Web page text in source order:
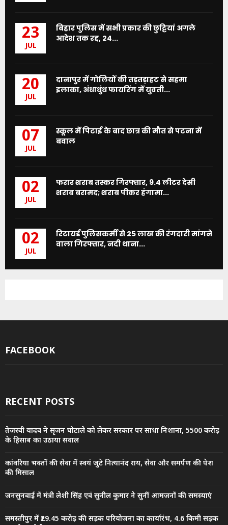
23
JUL
बिहार पुलिस में सभी प्रकार की छुट्टियां अगले
आदेश तक रद्द, 24...
20
JUL
दानापुर में गोलियों की तड़तड़ाहट से सहमा
इलाका, अंधाधुंध फायरिंग में युवती...
07
JUL
स्कूल में पिटाई के बाद छात्र की मौत से पटना में
बवाल
02
JUL
फरार शराब तस्कर गिरफ्तार, 9.4 लीटर देसी
शराब बरामद; शराब पीकर हंगामा...
02
JUL
रिटायर्ड पुलिसकर्मी से 25 लाख की रंगदारी मांगने
वाला गिरफ्तार, नदी थाना...
FACEBOOK
RECENT POSTS
तेजस्वी यादव ने सृजन घोटाले को लेकर सरकार पर साधा निशाना, 5500 करोड़
के हिसाब का उठाया सवाल
कांवरिया भक्तों की सेवा में स्वयं जुटे नित्यानंद राय, सेवा और समर्पण की पेश
की मिसाल
जनसुनवाई में मंत्री लेशी सिंह एवं सुनील कुमार ने सुनीं आमजनों की समस्याएं
समस्तीपुर में ₹29.45 करोड़ की सड़क परियोजना का कार्यारंभ, 4.6 किमी सड़क